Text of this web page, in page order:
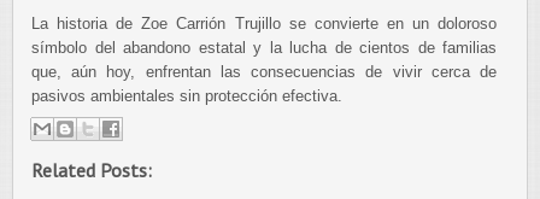
La historia de Zoe Carrión Trujillo se convierte en un doloroso
símbolo del abandono estatal y la lucha de cientos de familias
que, aún hoy, enfrentan las consecuencias de vivir cerca de
pasivos ambientales sin protección efectiva.
Related Posts: